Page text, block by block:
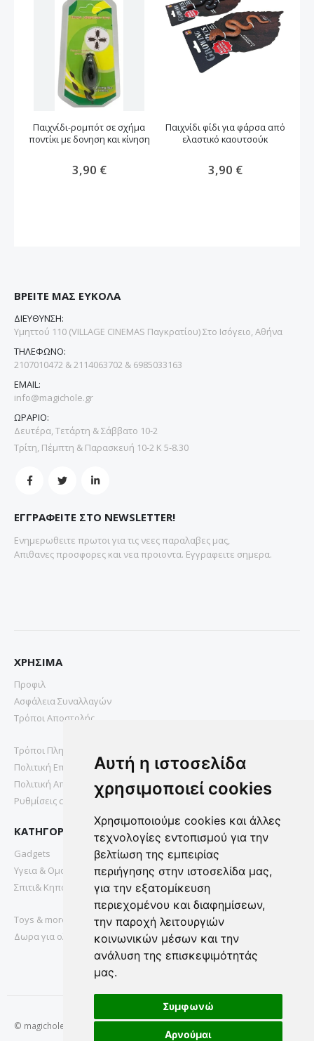
Αυτή η ιστοσελίδα
χρησιμοποιεί cookies
Χρησιμοποιούμε cookies και άλλες
τεχνολογίες εντοπισμού για την
βελτίωση της εμπειρίας
περιήγησης στην ιστοσελίδα μας,
για την εξατομίκευση
περιεχομένου και διαφημίσεων,
την παροχή λειτουργιών
κοινωνικών μέσων και την
ανάλυση της επισκεψιμότητάς
μας.
Συμφωνώ
Αρνούμαι
Παιχνίδι-ρομπότ σε σχήμα
ποντίκι με δονηση και κίνηση
3,90 €
Παιχνίδι φίδι για φάρσα από
ελαστικό καουτσούκ
3,90 €
ΒΡΕΙΤΕ ΜΑΣ ΕΥΚΟΛΑ
ΔΙΕΥΘΥΝΣΗ:
Υμηττού 110 (VILLAGE CINEMAS Παγκρατίου) Στο Ισόγειο, Αθήνα
ΤΗΛΕΦΩΝΟ:
2107010472 & 2114063702 & 6985033163
EMAIL:
info@magichole.gr
ΩΡΑΡΙΟ:
Δευτέρα, Τετάρτη & Σάββατο 10-2
Τρίτη, Πέμπτη & Παρασκευή 10-2 Κ 5-8.30
ΕΓΓΡΑΦΕΙΤΕ ΣΤΟ NEWSLETTER!
Ενημερωθειτε πρωτοι για τις νεες παραλαβες μας,
Απιθανες προσφορες και νεα προιοντα. Εγγραφειτε σημερα.
ΧΡΗΣΙΜΑ
Προφιλ
Ασφάλεια Συναλλαγών
Τρόποι Αποστολής
Τρόποι Πληρωμής
Πολιτική Επιστροφών
Πολιτική Απορρήτου
Ρυθμίσεις cookies
ΚΑΤΗΓΟΡΙΕΣ
Gadgets
Υγεια & Ομορφια
Σπιτι& Κηπος
Toys & more
Δωρα για ολους
© magichole.gr 2022. All Rights Reserved.